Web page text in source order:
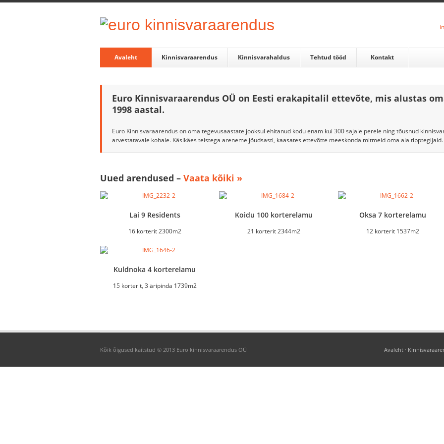
Avaleht Kinnisvaraarendus Kinnisvarahaldus Tehtud tööd Kontakt
Euro Kinnisvaraarendus OÜ on Eesti erakapitalil ettevõte, mis alustas
1998 aastal.
Euro Kinnisvaraarendus on oma tegevusaastate jooksul ehitanud kodu enam kui 300 sajale perele ning tõusnud
arvestatavale kohale. Käsikäes teistega areneme jõudsasti, kaasates ettevõtte meeskonda mitmeid oma ala tipptegijaid.
Uued arendused – Vaata kõiki »
Lai 9 Residents
16 korterit 2300m2
Koidu 100 korterelamu
21 korterit 2344m2
Oksa 7 korterelamu
12 korterit 1537m2
Kuldnoka 4 korterelamu
15 korterit, 3 äripinda 1739m2
Kõik õigused kaitstud © 2013 Euro kinnisvaraarendus OÜ Avaleht·